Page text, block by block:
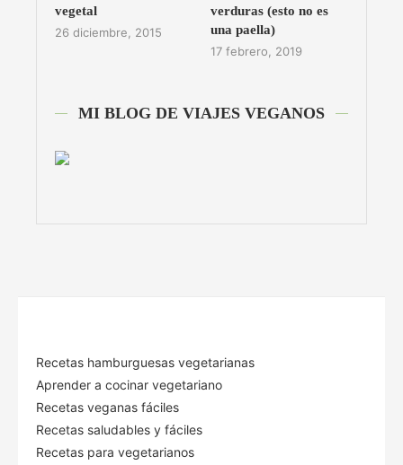
vegetal
26 diciembre, 2015
verduras (esto no es
una paella)
17 febrero, 2019
MI BLOG DE VIAJES VEGANOS
Recetas hamburguesas vegetarianas
Aprender a cocinar vegetariano
Recetas veganas fáciles
Recetas saludables y fáciles
Recetas para vegetarianos